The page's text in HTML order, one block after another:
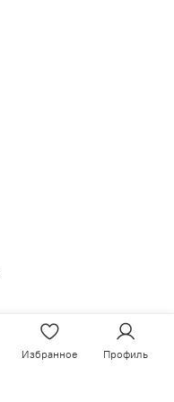
Избранное Профиль